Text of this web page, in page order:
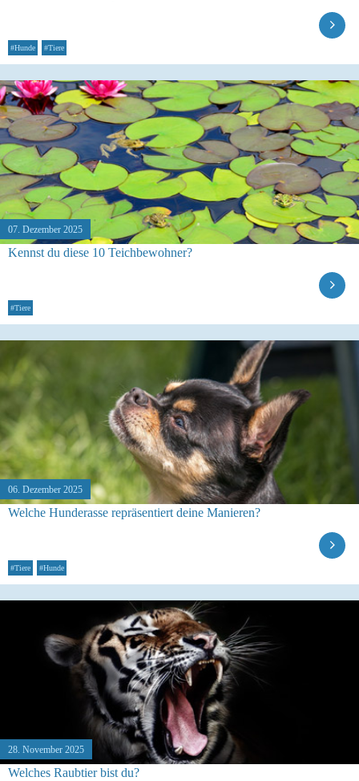
#Hunde #Tiere
07. Dezember 2025
Kennst du diese 10 Teichbewohner?
#Tiere
06. Dezember 2025
Welche Hunderasse repräsentiert deine Manieren?
#Tiere #Hunde
28. November 2025
Welches Raubtier bist du?